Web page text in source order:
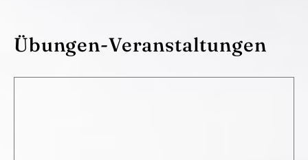
Übungen-Veranstaltungen